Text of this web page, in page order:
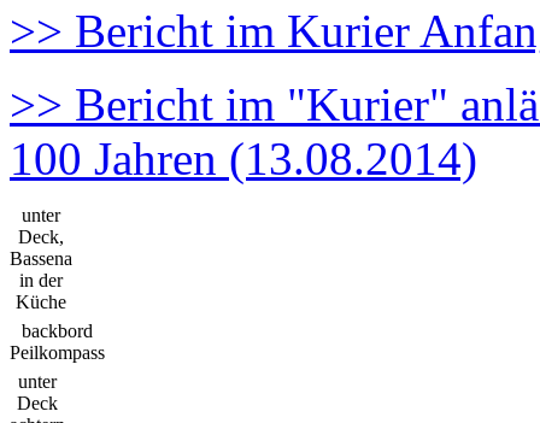
>> Bericht im Kurier
>> Bericht im "Kurier"
100 Jahren (13.08.2014)
unter
Deck,
Bassena
in der
Küche
backbord
Peilkompass
unter
Deck